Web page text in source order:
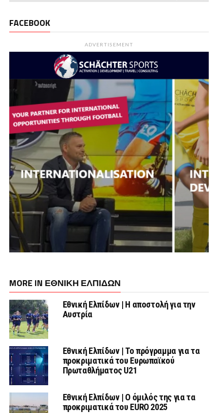
FACEBOOK
ADVERTISEMENT
MORE IN ΕΘΝΙΚΗ ΕΛΠΙΔΩΝ
Εθνική Ελπίδων | Η αποστολή για την
Αυστρία
Εθνική Ελπίδων | Το πρόγραμμα για τα
προκριματικά του Ευρωπαϊκού
Πρωταθλήματος U21
Εθνική Ελπίδων | Ο όμιλός της για τα
προκριματικά του EURO 2025